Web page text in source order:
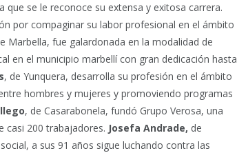
que se le reconoce su extensa y exitosa carrera.
por compaginar su labor profesional en el ámbito
Marbella, fue galardonada en la modalidad de
en el municipio marbellí con gran dedicación hasta
, de Yunquera, desarrolla su profesión en el ámbito
hombres y mujeres y promoviendo programas
, de Casarabonela, fundó Grupo Verosa, una
casi 200 trabajadores. Josefa Andrade, de
a sus 91 años sigue luchando contra las